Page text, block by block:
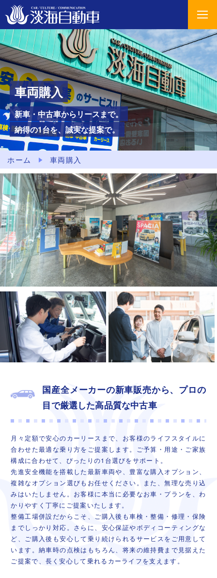
車両購入
新車・中古車からリースまで。
納得の1台を、誠実な提案で。
ホーム 車両購入
国産全メーカーの新車販売から、 プロの
目で厳選した高品質な中古車
月々定額で安心のカーリースまで、お客様のライフスタイルに
合わせた最適な乗り方をご提案します。ご予算・用途・ご家族
構成に合わせて、ぴったりの1台選びをサポート。
先進安全機能を搭載した最新車両や、豊富な購入オプション、
複雑なオプション選びもお任せください。また、無理な売り込
みはいたしません。お客様に本当に必要なお車・プランを、わ
かりやすく丁寧にご提案いたします。
整備工場併設だからこそ、ご購入後も車検・整備・修理・保険
までしっかり対応。さらに、安心保証やボディコーティングな
ど、ご購入後も安心して乗り続けられるサービスをご用意して
います。納車時の点検はもちろん、将来の維持費まで見据えた
ご提案で、長く安心して乗れるカーライフを支えます。